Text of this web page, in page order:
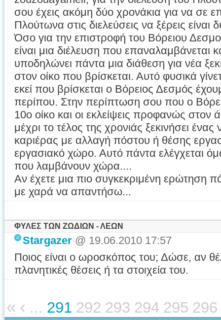
σου έχεις ακόμη δύο χρονάκια για να σε
Πλούτωνα στις διελεύσεις να ξέρεις
Όσο για την επιστροφή του Βόρειου
είναι μια διέλευση που επαναλαμβάνεται
υποδηλώνει πάντα μια διάθεση για νέα
στον οίκο που βρίσκεται. Αυτό φυσικά
εκεί που βρίσκεται ο Βόρειος Δεσμός
περίπου. Στην περίπτωση σου που ο
10ο οίκο και οι εκλείψεις προφανώς στον
μέχρι το τέλος της χρονιάς ξεκινήσει
καριέρας με αλλαγή πόστου ή θέσης
εργασιακό χώρο. Αυτό πάντα ελέγχεται
που λαμβάνουν χώρα....
Αν έχετε μια πιο συγκεκριμένη ερώτηση
με χαρά να απαντήσω...
ΦΥΛΕΣ ΤΩΝ ΖΩΔΙΩΝ - ΛΕΩΝ
Stargazer @ 19.06.2010 17:57
Ποιος είναι ο ωροσκόπος του; Δώσε, αν
πλανητικές θέσεις ή τα στοιχεία του.
« ‹ ... 291 292 293 294 295 296